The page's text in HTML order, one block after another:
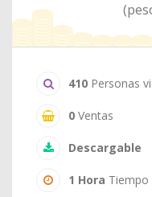
410 Personas
0 Ventas
Descargable
1 Hora Tiempo